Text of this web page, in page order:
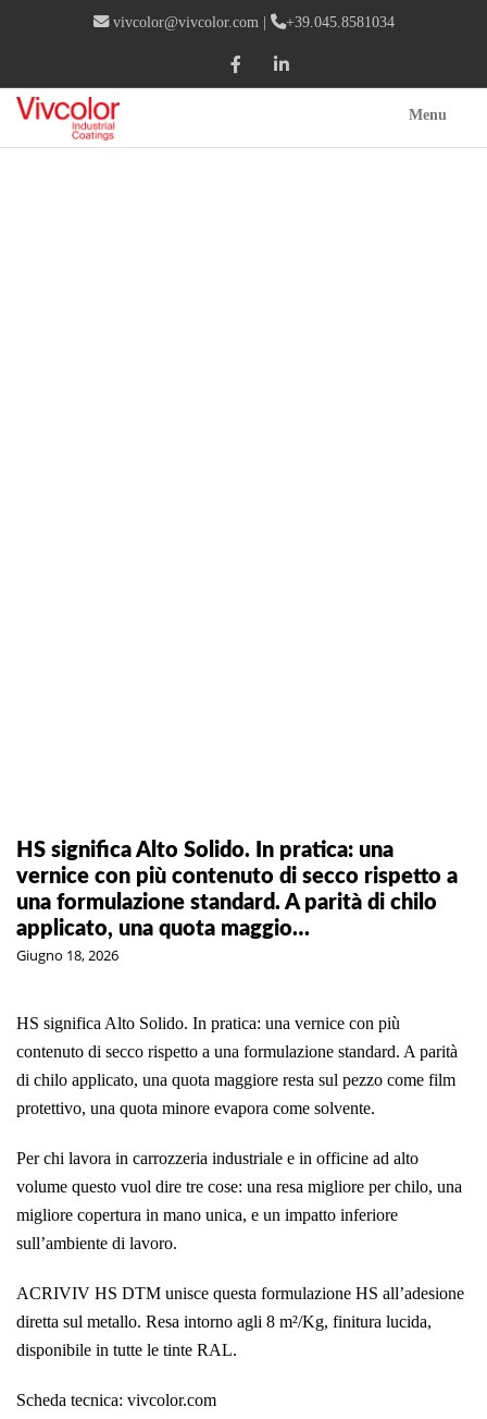
vivcolor@vivcolor.com | +39.045.8581034
Menu
HS significa Alto Solido. In pratica: una
vernice con più contenuto di secco rispetto a
una formulazione standard. A parità di chilo
applicato, una quota maggio…
Giugno 18, 2026
HS significa Alto Solido. In pratica: una vernice con più
contenuto di secco rispetto a una formulazione standard. A parità
di chilo applicato, una quota maggiore resta sul pezzo come film
protettivo, una quota minore evapora come solvente.
Per chi lavora in carrozzeria industriale e in officine ad alto
volume questo vuol dire tre cose: una resa migliore per chilo, una
migliore copertura in mano unica, e un impatto inferiore
sull’ambiente di lavoro.
ACRIVIV HS DTM unisce questa formulazione HS all’adesione
diretta sul metallo. Resa intorno agli 8 m²/Kg, finitura lucida,
disponibile in tutte le tinte RAL.
Scheda tecnica: vivcolor.com